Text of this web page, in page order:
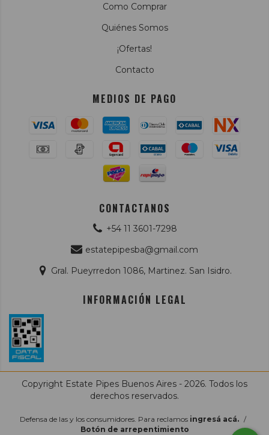
Como Comprar
Quiénes Somos
¡Ofertas!
Contacto
MEDIOS DE PAGO
CONTACTANOS
+54 11 3601-7298
estatepipesba@gmail.com
Gral. Pueyrredon 1086, Martinez. San Isidro.
INFORMACIÓN LEGAL
Copyright Estate Pipes Buenos Aires - 2026. Todos los
derechos reservados.
Defensa de las y los consumidores. Para reclamos ingresá acá. /
Botón de arrepentimiento